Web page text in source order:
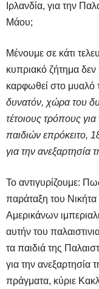
Ιρλανδία, για την
Μάου;
Μένουμε σε κάτι
κυπριακό ζήτημα δεν
καρφωθεί στο μυαλό
δυνατόν, χώρα του
τέτοιους τρόπους για
παιδιών επρόκειτο,
για την ανεξαρτησία
Το αντιγυρίζουμε:
παράταξη του
Αμερικάνων
αυτήν του
τα παιδιά της
για την
πράγματα, κύριε